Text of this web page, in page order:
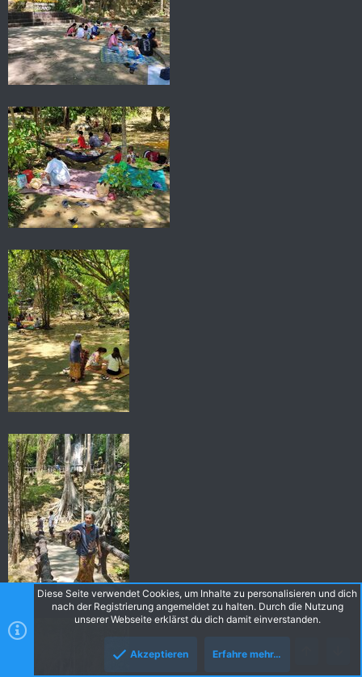
Diese Seite verwendet Cookies, um Inhalte zu personalisieren und dich
nach der Registrierung angemeldet zu halten. Durch die Nutzung
unserer Webseite erklärst du dich damit einverstanden.
Akzeptieren Erfahre mehr…